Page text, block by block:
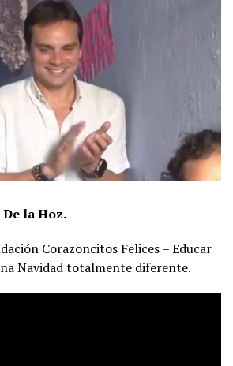
la Hoz.
Corazoncitos Felices – Educar
Navidad totalmente diferente.